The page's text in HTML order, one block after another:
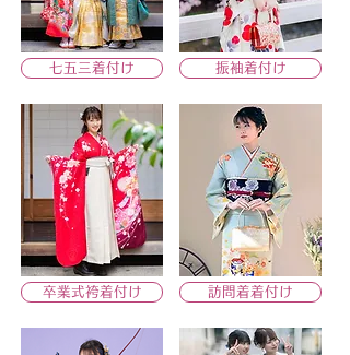
七五三着付け
卒業式袴着付け
振袖着付け
訪問着着付け